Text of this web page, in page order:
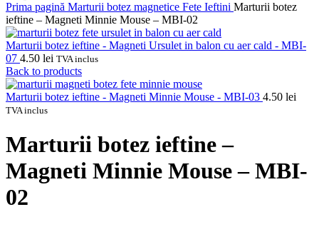
Prima pagină Marturii botez magnetice Fete Ieftini Marturii botez
ieftine – Magneti Minnie Mouse – MBI-02
Marturii botez ieftine - Magneti Ursulet in balon cu aer cald - MBI-
07 4.50 lei TVA inclus
Back to products
Marturii botez ieftine - Magneti Minnie Mouse - MBI-03 4.50 lei
TVA inclus
Marturii botez ieftine –
Magneti Minnie Mouse – MBI-
02